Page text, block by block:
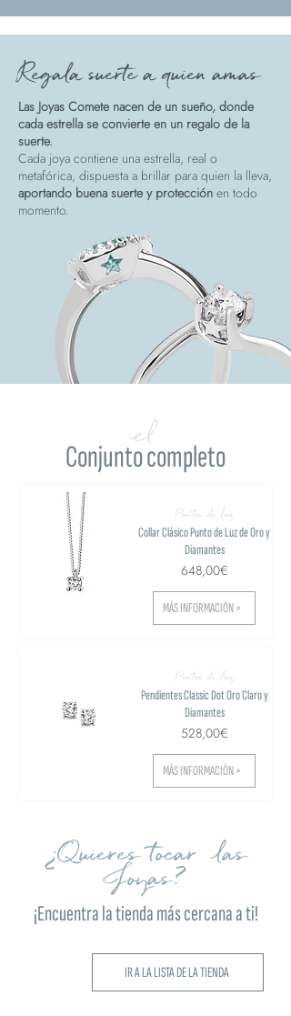
Regala suerte a quien amas
Las Joyas Comete nacen de un sueño, donde
cada estrella se convierte en un regalo de la
suerte.
Cada joya contiene una estrella, real o
metafórica, dispuesta a brillar para quien la lleva,
aportando buena suerte y protección en todo
momento.
Conjunto completo
el
Puntos de luz
Collar Clásico Punto de Luz de Oro y
Diamantes
648,00€
MÁS INFORMACIÓN >
Puntos de luz
Pendientes Classic Dot Oro Claro y
Diamantes
528,00€
MÁS INFORMACIÓN >
¿Quieres tocar las
Joyas?
¡Encuentra la tienda más cercana a ti!
IR A LA LISTA DE LA TIENDA